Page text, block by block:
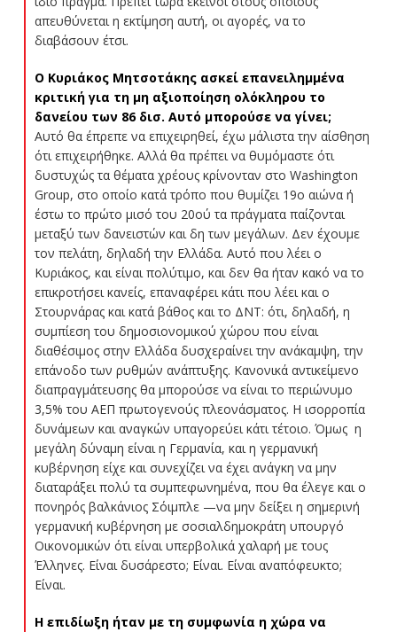
απευθύνεται η εκτίμηση αυτή, οι αγορές, να το
διαβάσουν έτσι.
Ο Κυριάκος Μητσοτάκης ασκεί επανειλημμένα
κριτική για τη μη αξιοποίηση ολόκληρου το
δανείου των 86 δισ. Αυτό μπορούσε να γίνει;
Αυτό θα έπρεπε να επιχειρηθεί, έχω μάλιστα την αίσθηση
ότι επιχειρήθηκε. Αλλά θα πρέπει να θυμόμαστε ότι
δυστυχώς τα θέματα χρέους κρίνονταν στο Washington
Group, στο οποίο κατά τρόπο που θυμίζει 19ο αιώνα ή
έστω το πρώτο μισό του 20ού τα πράγματα παίζονται
μεταξύ των δανειστών και δη των μεγάλων. Δεν έχουμε
τον πελάτη, δηλαδή την Ελλάδα. Αυτό που λέει ο
Κυριάκος, και είναι πολύτιμο, και δεν θα ήταν κακό να το
επικροτήσει κανείς, επαναφέρει κάτι που λέει και ο
Στουρνάρας και κατά βάθος και το ΔΝΤ: ότι, δηλαδή, η
συμπίεση του δημοσιονομικού χώρου που είναι
διαθέσιμος στην Ελλάδα δυσχεραίνει την ανάκαμψη, την
επάνοδο των ρυθμών ανάπτυξης. Κανονικά αντικείμενο
διαπραγμάτευσης θα μπορούσε να είναι το περιώνυμο
3,5% του ΑΕΠ πρωτογενούς πλεονάσματος. Η ισορροπία
δυνάμεων και αναγκών υπαγορεύει κάτι τέτοιο. Όμως η
μεγάλη δύναμη είναι η Γερμανία, και η γερμανική
κυβέρνηση είχε και συνεχίζει να έχει ανάγκη να μην
διαταράξει πολύ τα συμπεφωνημένα, που θα έλεγε και ο
πονηρός βαλκάνιος Σόιμπλε —να μην δείξει η σημερινή
γερμανική κυβέρνηση με σοσιαλδημοκράτη υπουργό
Οικονομικών ότι είναι υπερβολικά χαλαρή με τους
Έλληνες. Είναι δυσάρεστο; Είναι. Είναι αναπόφευκτο;
Είναι.
Η επιδίωξη ήταν με τη συμφωνία η χώρα να